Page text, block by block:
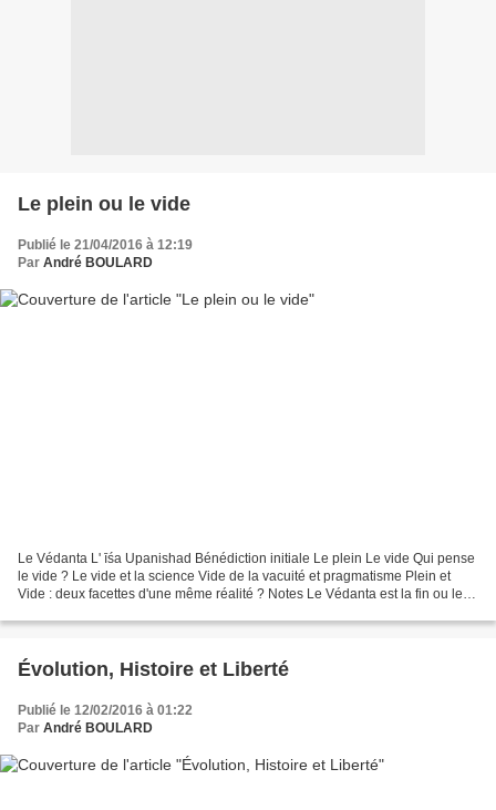
Le plein ou le vide
Publié le 21/04/2016 à 12:19
Par André BOULARD
Le Védanta L' īśa Upanishad Bénédiction initiale Le plein Le vide Qui pense
le vide ? Le vide et la science Vide de la vacuité et pragmatisme Plein et
Vide : deux facettes d'une même réalité ? Notes Le Védanta est la fin ou le
Évolution, Histoire et Liberté
Publié le 12/02/2016 à 01:22
Par André BOULARD